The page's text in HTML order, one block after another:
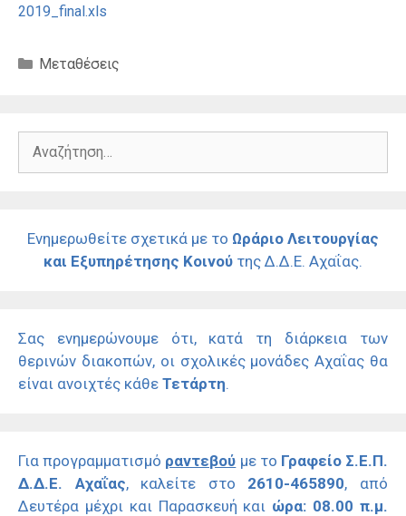
2019_final.xls
Κατηγορίες
Μεταθέσεις
Αναζήτηση
Ενημερωθείτε σχετικά με το Ωράριο Λειτουργίας
και Εξυπηρέτησης Κοινού της Δ.Δ.Ε. Αχαΐας.
Σας ενημερώνουμε ότι, κατά τη διάρκεια των
θερινών διακοπών, οι σχολικές μονάδες Αχαΐας θα
είναι ανοιχτές κάθε Τετάρτη.
Για προγραμματισμό ραντεβού με το Γραφείο Σ.Ε.Π.
Δ.Δ.Ε. Αχαΐας, καλείτε στο 2610-465890, από
Δευτέρα μέχρι και Παρασκευή και ώρα: 08.00 π.μ.